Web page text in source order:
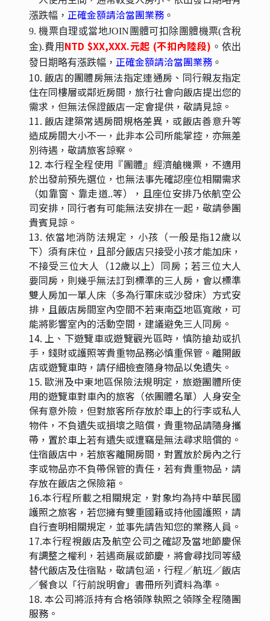
漲跌幅， 正確金額請洽當團業務。
9. 機票自理或當地JOIN團體可扣除團體機票(含稅
金).費用 NTD $XX,XXX.元起 (不扣內陸段) 。依出
發日期略有漲跌幅， 正確金額請洽當團業務。
10. 飯店的團體房無法指定連通房、同行親友指定
住在同樓層或鄰近房間，旅行社會向飯店提出您的
需求，但無法保證飯店一定會提供，敬請見諒。
11. 飯店建築常遇房間規格差異，或飯店善意升等
造成房間大小不一，此非本公司所能掌控，亦無差
別待遇，敬請旅客諒察。
12. 本行程全程使用『團體』經濟艙機票，不適用
於出發前預先選位，也無法事先確認座位相關需求
（如靠窗、靠走道..等），且座位安排乃依航空公
司安排，同行者有可能無法安排在一起，敬請參團
貴賓見諒。
13. 依當地消防法規定，小孩（一般是指12歲以
下）須有床位，且部分飯店只接受小孩才能加床，
不接受三位大人（12歲以上）同房；若三位大人
要同房，則幾乎無法訂到標準的三人房，會以標準
雙人房加一單人床（多為行軍床或沙發床）方式安
排，且飯店房間室內空間不若東南亞地區寬敞，可
能將影響室內的活動空間，建議避免三人同房。
14. 上、下遊覽車或遊覽觀光區時，慎防搶劫或扒
手，錢財或護照等貴重物品務必慎重保管。離開飯
店或遊覽車時，請仔細檢查隨身物品以免遺失。
15. 歐洲及中東地區保險法規明定，旅遊團體所使
用的遊覽車對車內的旅客（依團體名單）人身安全
保有意外險，但對旅客所存放於車上的行李或私人
物件，不負遺失或損壞之賠償，貴重物品請隨身攜
帶，置於車上若有遺失或遭竊是無法尋求賠償的。
住宿飯店中，若旅客離開房間，對置放於房內之行
李或物品亦不負帶保管的責任，若有貴重物品，請
存放在飯店之保險箱。
16.本行程所載之相關規定，對象均為持中華民國
護照之旅客，若您擁有雙重國籍或持他國護照，請
自行查明相關規定，並事先請告知您的業務人員。
17.本行程視飯店及航空公司之確認及當地節慶保
有調整之權利，若遇商展或節慶，將會尋找同等級
替代飯店及住宿點，敬請包涵，行程／航班／飯店
／餐食以「行前說明會」書冊所列資料為準。
18. 本公司將派持有合格領隊執照之領隊全程隨團
服務。